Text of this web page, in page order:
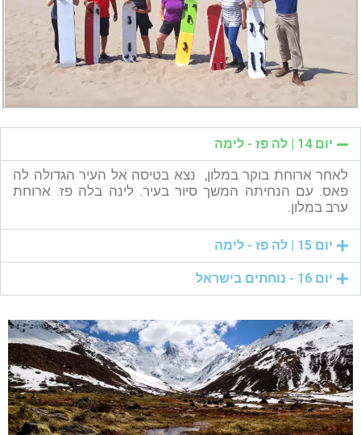
יום 14 | לה פז - לימה
לאחר ארוחת בוקר במלון, נצא בטיסה אל העיר הגדולה לה
פאס. עם הנחיתה המשך סיור בעיר. לינה בלה פז. ארוחת
ערב במלון.
יום 15 | לה פז - לימה
יום 16 - נוחתים בישראל